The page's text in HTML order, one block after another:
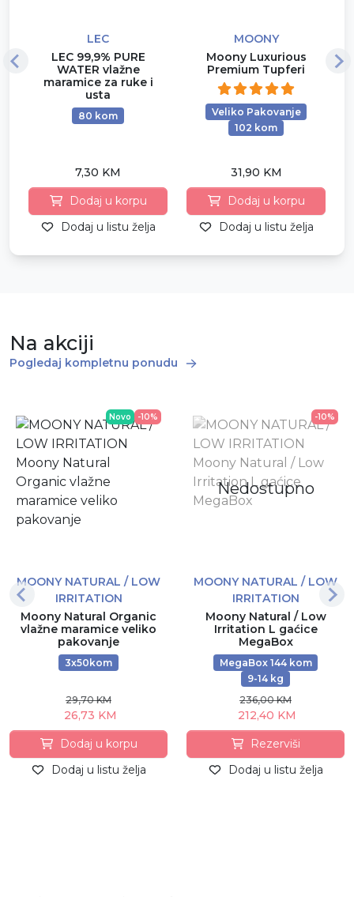
LEC
LEC 99,9% PURE
WATER vlažne
maramice za ruke i
usta
80 kom
7,30 KM
Dodaj u korpu
Dodaj u listu želja
MOONY
Moony Luxurious
Premium Tupferi
Veliko Pakovanje
102 kom
31,90 KM
Dodaj u korpu
Dodaj u listu želja
Na akciji
Pogledaj kompletnu ponudu
Novo -10%
MOONY NATURAL / LOW
IRRITATION
Moony Natural Organic
vlažne maramice veliko
pakovanje
3x50kom
29,70 KM
26,73 KM
Dodaj u korpu
Dodaj u listu želja
-10%
Nedostupno
MOONY NATURAL / LOW
IRRITATION
Moony Natural / Low
Irritation L gaćice
MegaBox
MegaBox 144 kom
9-14 kg
236,00 KM
212,40 KM
Rezerviši
Dodaj u listu želja